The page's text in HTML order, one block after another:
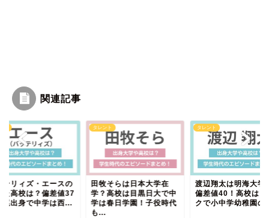
関連記事
テリィズ・エースの
た高校は？偏差値37
尾出身で中学は西...
タレント
田牧そらは日本大学在
学？高校は目黒日大で中
学は春日学園！子役時代
も...
タレント
渡辺翔太は明海大学
偏差値40！高校はク
クで小中学幼稚園の